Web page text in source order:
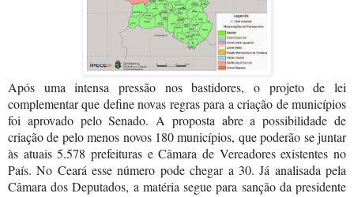
Após uma intensa pressão nos bastidores, o projeto de lei
complementar que define novas regras para a criação de municípios
foi aprovado pelo Senado. A proposta abre a possibilidade de
criação de pelo menos novos 180 municípios, que poderão se juntar
às atuais 5.578 prefeituras e Câmara de Vereadores existentes no
País. No Ceará esse número pode chegar a 30. Já analisada pela
Câmara dos Deputados, a matéria segue para sanção da presidente